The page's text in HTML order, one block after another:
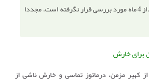
ادامه درمان بیش از 4 ماه مورد بررسی قرار نگرفته است. مجددا
خارش
کهیر مزمن، درماتوز تماسی و خارش ناشی از